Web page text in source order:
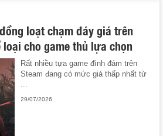
loạt chạm đáy giá trên
cho game thủ lựa chọn
Rất nhiều tựa game đình đám trên
Steam đang có mức giá thấp nhất từ
29/07/2026